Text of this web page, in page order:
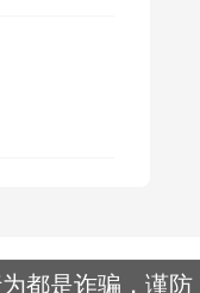
都是诈骗，谨防